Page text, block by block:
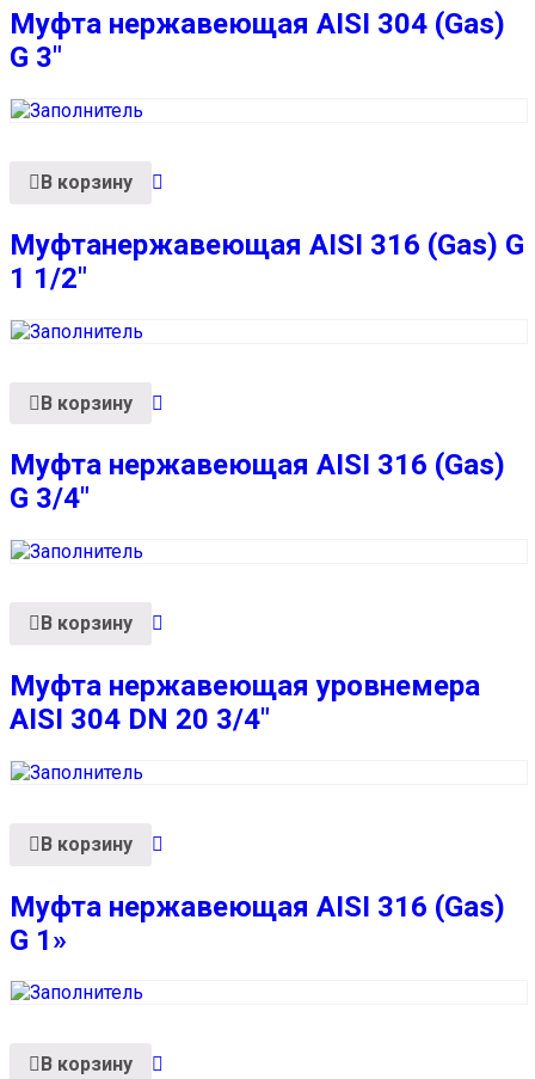
Муфта нержавеющая AISI 304 (Gas)
G 3″
В корзину
Муфтанержавеющая AISI 316 (Gas) G
1 1/2″
В корзину
Муфта нержавеющая AISI 316 (Gas)
G 3/4″
В корзину
Муфта нержавеющая уровнемера
AISI 304 DN 20 3/4″
В корзину
Муфта нержавеющая AISI 316 (Gas)
G 1»
В корзину